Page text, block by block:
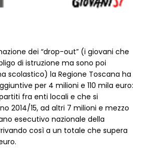
dei “drop-out” (i giovani che
di istruzione ma sono poi
scolastico) la Regione Toscana ha
per 4 milioni e 110 mila euro:
fra enti locali e che si
2014/15, ad altri 7 milioni e mezzo
esecutivo nazionale della
così a un totale che supera